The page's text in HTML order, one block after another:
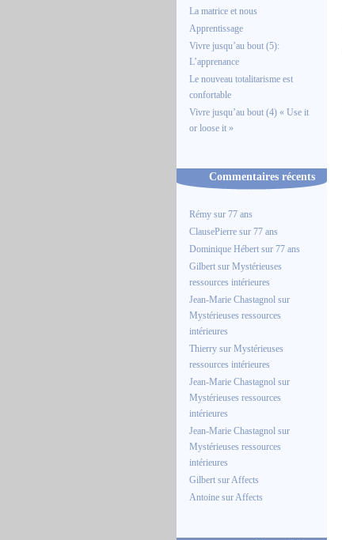
La matrice et nous
Apprentissage
Vivre jusqu’au bout (5):
L’apprenance
Le nouveau totalitarisme est
confortable
Vivre jusqu’au bout (4) « Use it
or loose it »
Commentaires récents
Rémy sur 77 ans
ClausePierre sur 77 ans
Dominique Hébert sur 77 ans
Gilbert sur Mystérieuses
ressources intérieures
Jean-Marie Chastagnol sur
Mystérieuses ressources
intérieures
Thierry sur Mystérieuses
ressources intérieures
Jean-Marie Chastagnol sur
Mystérieuses ressources
intérieures
Jean-Marie Chastagnol sur
Mystérieuses ressources
intérieures
Gilbert surAffects
Antoine surAffects